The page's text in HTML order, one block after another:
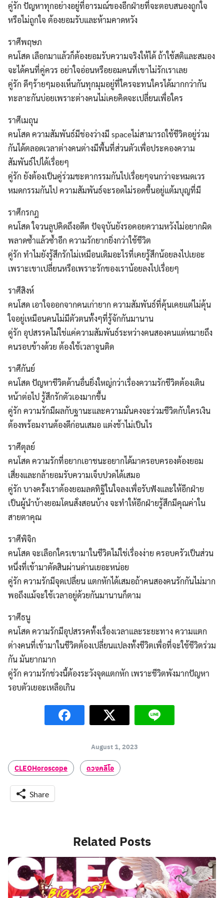
คู่รัก ปัญหาทุกอย่างอยู่ที่อารมณ์ของอีกฝ่ายที่จะตอบสนองถูกใจ
หรือไม่ถูกใจ ต้องยอมรับและห้ามคาดหวัง
ราศีพฤษภ
คนโสด เลือกมาแล้วก็ต้องยอมรับความจริงให้ได้ ถ้าใช้สติและสมอง
จะได้คนที่คู่ควร อย่าใจอ่อนหรือยอมคนที่เขาไม่รักเราเลย
คู่รัก ดีๆร้ายๆมองเห็นกันทุกมุมอยู่ที่ใครจะทนใครได้มากกว่ากัน
ทะลาะกันบ่อยเพราะต่างคนไม่เคยคิดจะเปลี่ยนเพื่อใคร
ราศีเมถุน
คนโสด ความสัมพันธ์มีช่องว่างมี spaceไม่สามารถใช้ชีวิตอยู่ร่วม
กันได้ตลอดเวลาต่างคนต่างมีพื้นที่ส่วนตัวเพื่อประคองความ
สัมพันธ์ไปได้เรื่อยๆ
คู่รัก ยังต้องเป็นคู่ร่วมชะตากรรมกันไปเรื่อยๆจนกว่าจะหมดเวร
หมดกรรมกันไป ความสัมพันธ์จะรอดไม่รอดขึ้นอยู่แต้มบุญที่มี
ราศีกรกฎ
คนโสด ใจวนลูปคิดถึงอดีต ปัจจุบันยังรอคอยความหวังไม่อยากผิด
พลาดซ้ำแล้วซ้ำอีก ความรักยากยิ่งกว่าใช้ชีวิต
คู่รัก ทำไมยังรู้สึกรักไม่เหมือนเดิมอะไรที่เคยรู้สึกน้อยลงไปเยอะ
เพราะเขาเปลี่ยนหรือเพราะรักของเราน้อยลงไปเรื่อยๆ
ราศีสิงห์
คนโสด เอาใจออกจากคนเก่ายาก ความสัมพันธ์ที่คุ้นเคยแต่ไม่คุ้น
ใจอยู่เหมือนคนไม่มีตัวตนทั้งๆที่รู้จักกันมานาน
คู่รัก อุปสรรคไม่ใช่แค่ความสัมพันธ์ระหว่างคนสองคนแต่หมายถึง
คนรอบข้างด้วย ต้องใช้เวลาจูนติด
ราศีกันย์
คนโสด ปัญหาชีวิตด้านอื่นยิ่งใหญ่กว่าเรื่องความรักชีวิตต้องเดิน
หน้าต่อไป รู้สึกรักตัวเองมากขึ้น
คู่รัก ความรักมีผลกับฐานะและความมั่นคงจะร่วมชีวิตกับใครเงิน
ต้องพร้อมงานต้องดีก่อนเสมอ แต่งช้าไม่เป็นไร
ราศีตุลย์
คนโสด ความรักที่อยากเอาชนะอยากได้มาครอบครองต้องยอม
เสี่ยงและกล้ายอมรับความเจ็บปวดได้เสมอ
คู่รัก บางครั้งเราต้องยอมลดทิฐิในใจลงเพื่อรับฟังและให้อีกฝ่าย
เป็นผู้นำบ้างยอมโดนสั่งสอนบ้าง จะทำให้อีกฝ่ายรู้สึกมีคุณค่าใน
สายตาคุณ
ราศีพิจิก
คนโสด จะเลือกใครเขามาในชีวิตไม่ใช่เรื่องง่าย ครอบครัวเป็นส่วน
หนึ่งที่เข้ามาตัดสินผ่านด่านเยอะหน่อย
คู่รัก ความรักมีจุดเปลี่ยน แตกหักได้เสมอถ้าคนสองคนรักกันไม่มาก
พอถึงแม้จะใช้เวลาอยู่ด้วยกันมานานก็ตาม
ราศีธนู
คนโสด ความรักมีอุปสรรคทั้งเรื่องเวลาและระยะทาง ความแตก
ต่างคนที่เข้ามาในชีวิตต้องเปลี่ยนแปลงทั้งชีวิตเพื่อที่จะใช้ชีวิตร่วม
กัน มันยากมาก
คู่รัก ความรักช่วงนี้ต้องระวังจุดแตกหัก เพราะชีวิตพังมากปัญหา
รอบตัวเยอะเหลือเกิน
August 1, 2023
CLEOHoroscope ดวงคลีโอ
Share
Related Posts